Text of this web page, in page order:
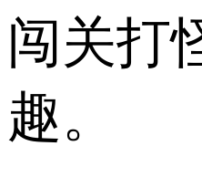
闯关打
趣。